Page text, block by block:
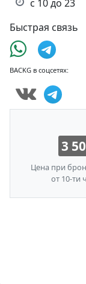
с 10 до 23
Быстрая связь
BACKG в соцсетях:
3
Цена при
от 10-ти